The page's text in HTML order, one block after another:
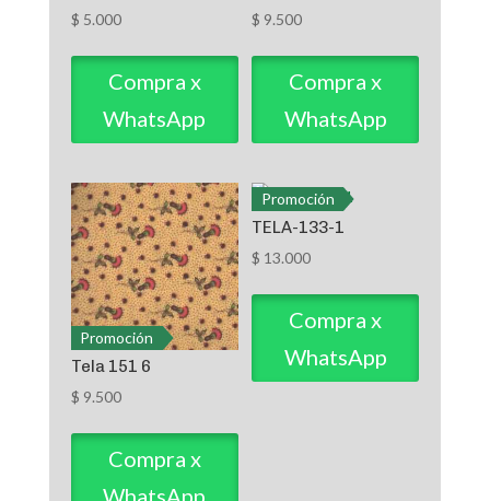
$ 5.000
Compra x
WhatsApp
$ 9.500
Compra x
WhatsApp
Promoción
Tela 151 6
$ 9.500
Compra x
Promoción
TELA-133-1
$ 13.000
Compra x
WhatsApp